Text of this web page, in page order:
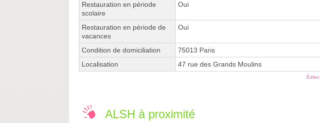
Restauration en période
scolaire
Oui
Restauration en période de
vacances
Oui
Condition de domiciliation
75013 Paris
Localisation
47 rue des Grands Moulins
ALSH à proximité